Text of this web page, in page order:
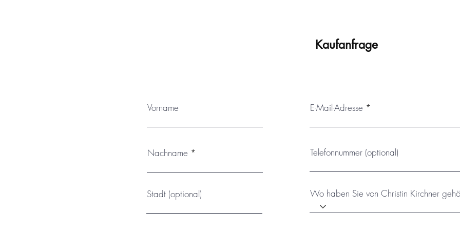
Kaufanfrage
Vorname
Nachname
Stadt (optional)
E-Mail-Adresse
Telefonnummer (optional)
Wo haben Sie von Christin Kirchner